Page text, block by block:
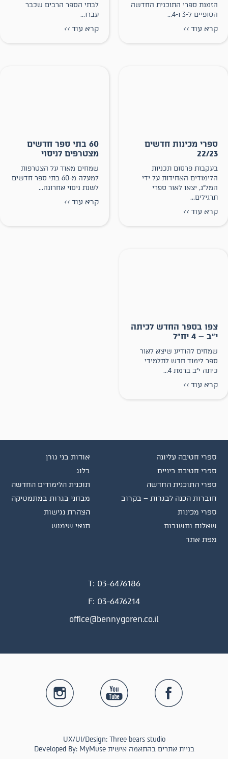
הזמנת ספרי התוכנית החדשה
הסופיים ל-3 ו-4...
קרא עוד>>
לבתי הספר הרבים שכבר
עברו...
קרא עוד>>
ספרי מכינות חדשים
22/23
בעקבות פרסום תכניות
הלימודים האחידות על ידי
המל״ג, יצאו לאור ספרי
תרגילים...
קרא עוד>>
60 בתי ספר חדשים
מצטרפים לניסוי
שמחים מאוד על הצטרפות
למעלה מ-60 בתי ספר חדשים
לשנת ניסוי אחרונה...
קרא עוד>>
צפו בספר החדש לכיתה
י״ב – 4 יח״ל
שמחים להודיע שיצא לאור
ספר לימוד חדש לתלמידי
כיתה י״ב ברמת 4...
קרא עוד>>
T: 03-6476186
F: 03-6476214
office@bennygoren.co.il
ספרי חטיבה עליונה
ספרי חטיבת ביניים
ספרי התוכנית החדשה
חוברות הכנה לבגרות – בקרוב
ספרי מכינות
שאלות ותשובות
מפת אתר
אודות בני גורן
בלוג
תוכנית הלימודים החדשה
מבחני בגרות במתמטיקה
הצהרת נגישות
תנאי שימוש
UX/UI/Design: Three bears studio
Developed By: MyMuse בניית אתרים בהתאמה אישית